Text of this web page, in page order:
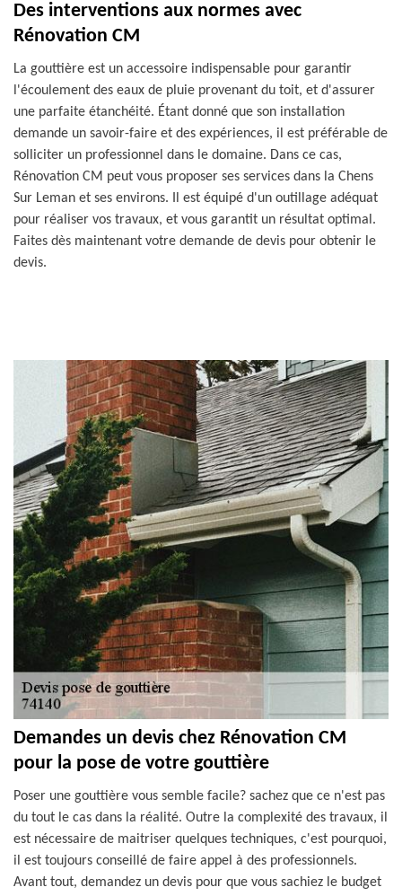
Des interventions aux normes avec
Rénovation CM
La gouttière est un accessoire indispensable pour garantir
l'écoulement des eaux de pluie provenant du toit, et d'assurer
une parfaite étanchéité. Étant donné que son installation
demande un savoir-faire et des expériences, il est préférable de
solliciter un professionnel dans le domaine. Dans ce cas,
Rénovation CM peut vous proposer ses services dans la Chens
Sur Leman et ses environs. Il est équipé d'un outillage adéquat
pour réaliser vos travaux, et vous garantit un résultat optimal.
Faites dès maintenant votre demande de devis pour obtenir le
devis.
Demandes un devis chez Rénovation CM
pour la pose de votre gouttière
Poser une gouttière vous semble facile? sachez que ce n'est pas
du tout le cas dans la réalité. Outre la complexité des travaux, il
est nécessaire de maitriser quelques techniques, c'est pourquoi,
il est toujours conseillé de faire appel à des professionnels.
Avant tout, demandez un devis pour que vous sachiez le budget